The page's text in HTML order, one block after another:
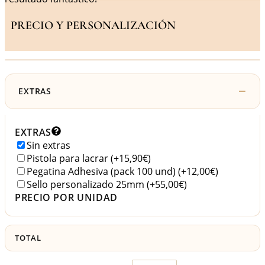
PRECIO Y PERSONALIZACIÓN
EXTRAS
EXTRAS
Sin extras
Pistola para lacrar(+15,90€)
Pegatina Adhesiva (pack 100 und) (+12,00€)
Sello personalizado 25mm (+55,00€)
PRECIO POR UNIDAD
TOTAL